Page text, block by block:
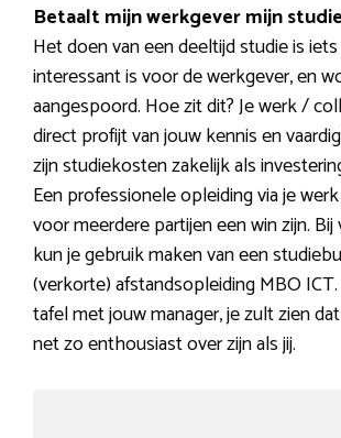
Betaalt mijn werkgever mijn
Het doen van een deeltijd studie is
interessant is voor de werkgever, en
aangespoord. Hoe zit dit? Je werk /
direct profijt van jouw kennis en
zijn studiekosten zakelijk als
Een professionele opleiding via je
voor meerdere partijen een win zijn.
kun je gebruik maken van een
(verkorte) afstandsopleiding MBO
tafel met jouw manager, je zult zien
net zo enthousiast over zijn als jij.